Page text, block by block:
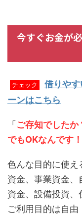
今すぐお金が
チェック
借りや
ーンはこちら
「 ご存知でした
でもOKなんです！
色んな目的に使え
資金、事業資金
資金、設備投資
ご利用目的は自由